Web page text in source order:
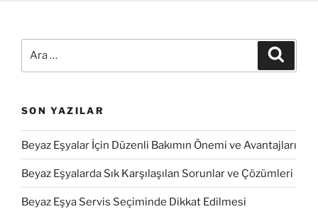
SON YAZILAR
Beyaz Eşyalar İçin Düzenli Bakımın Önemi ve Avantajları
Beyaz Eşyalarda Sık Karşılaşılan Sorunlar ve Çözümleri
Beyaz Eşya Servis Seçiminde Dikkat Edilmesi